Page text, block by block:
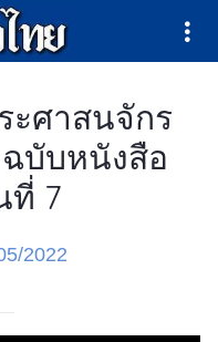
ศาสนจักร
บับหนังสือ
ที่ 7
2022